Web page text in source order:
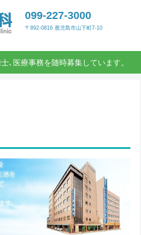
099-227-3000
〒892-0816 鹿児島市山下町7-10
､医療事務を随時募集しています。